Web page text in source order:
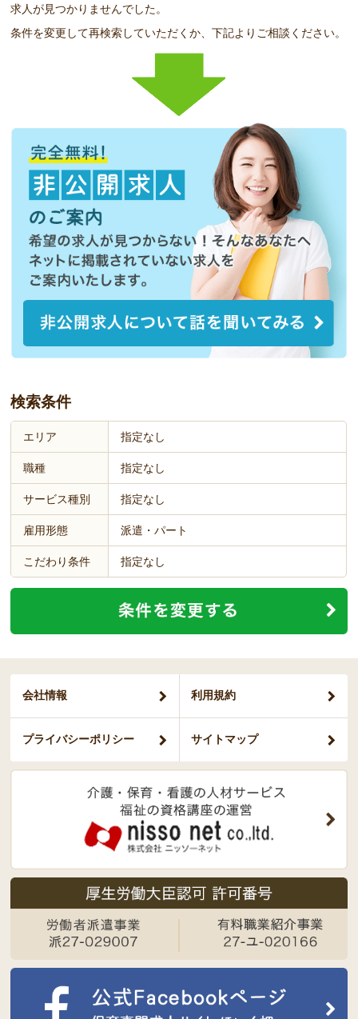
求人が見つかりませんでした。
条件を変更して再検索していただくか、下記よりご相談ください。
検索条件
エリア 指定なし
職種 指定なし
サービス種別 指定なし
雇用形態 派遣・パート
こだわり条件 指定なし
会社情報 利用規約
プライバシーポリシー サイトマップ